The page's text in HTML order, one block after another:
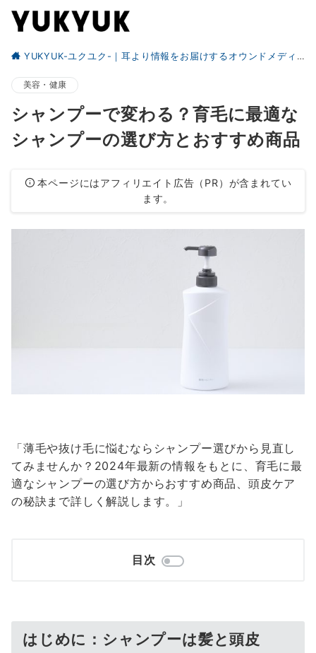
YUKYUK-ユクユク-｜耳より情報をお届けするオウンドメディア
美容・健康
シャンプーで変わる？育毛に最適な
シャンプーの選び方とおすすめ商品
本ページにはアフィリエイト広告（PR）が含まれてい
ます。
「薄毛や抜け毛に悩むならシャンプー選びから見直し
てみませんか？2024年最新の情報をもとに、育毛に最
適なシャンプーの選び方からおすすめ商品、頭皮ケア
の秘訣まで詳しく解説します。」
目次
はじめに：シャンプーは髪と頭皮